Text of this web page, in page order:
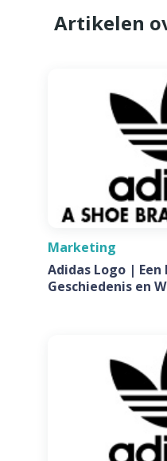
Artikelen
Marketing
Adidas Logo | Een
Geschiedenis en